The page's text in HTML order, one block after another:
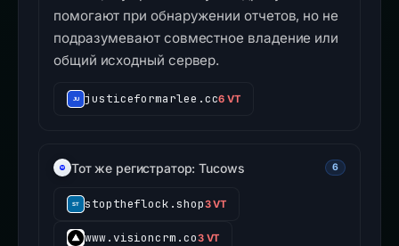
помогают при обнаружении отчетов, но не
подразумевают совместное владение или
общий исходный сервер.
justiceformarlee.cc6 VT
Тот же регистратор: Tucows 6
stoptheflock.shop3 VT
www.visioncrm.co3 VT